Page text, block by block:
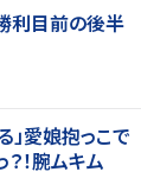
利目前の後半
愛娘抱っこで
！腕ムキム